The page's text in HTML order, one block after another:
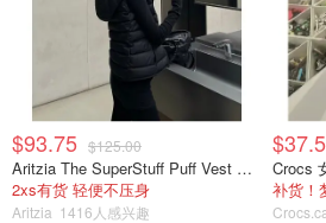
$93.75 $125.00
Aritzia The SuperStuff Puff Vest 轻盈亮面马甲
2xs有货 轻便不压身
Aritzia 1416人感兴趣
Crocs
补货！